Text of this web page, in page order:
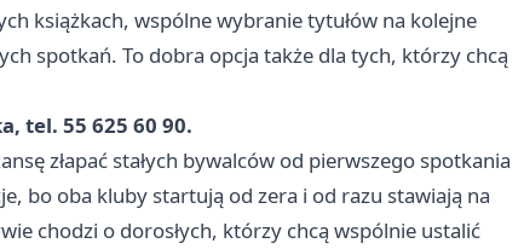
książkach, wspólne wybranie tytułów na kolejne
spotkań. To dobra opcja także dla tych, którzy chcą
tel. 55 625 60 90.
złapać stałych bywalców od pierwszego spotkania
bo oba kluby startują od zera i od razu stawiają na
chodzi o dorosłych, którzy chcą wspólnie ustalić